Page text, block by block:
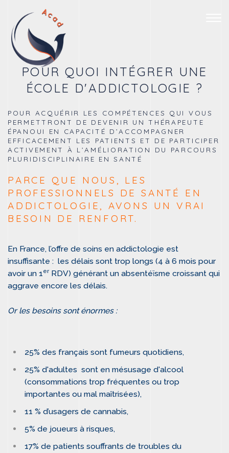
POUR QUOI INTÉGRER UNE
ÉCOLE D'ADDICTOLOGIE ?
POUR ACQUÉRIR LES COMPÉTENCES QUI VOUS
PERMETTRONT DE DEVENIR UN THÉRAPEUTE
ÉPANOUI EN CAPACITÉ D’ACCOMPAGNER
EFFICACEMENT LES PATIENTS ET DE PARTICIPER
ACTIVEMENT À L’AMÉLIORATION DU PARCOURS
PLURIDISCIPLINAIRE EN SANTÉ
PARCE QUE NOUS, LES
PROFESSIONNELS DE SANTÉ EN
ADDICTOLOGIE, AVONS UN VRAI
BESOIN DE RENFORT.
En France, l’offre de soins en addictologie est
insuffisante : les délais sont trop longs (4 à 6 mois pour
avoir un 1erRDV) générant un absentéïsme croissant qui
aggrave encore les délais.
Or les besoins sont énormes :
25% des français sont fumeurs quotidiens,
25% d'adultes sont en mésusage d'alcool
(consommations trop fréquentes ou trop
importantes ou mal maîtrisées),
11 % d’usagers de cannabis,
5% de joueurs à risques,
17% de patients souffrants de troubles du